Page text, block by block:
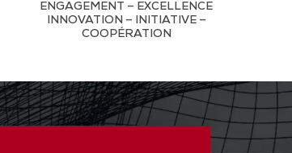
ENGAGEMENT – EXCELLENCE
INNOVATION – INITIATIVE –
COOPÉRATION